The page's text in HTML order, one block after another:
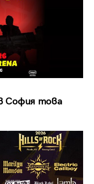
София това